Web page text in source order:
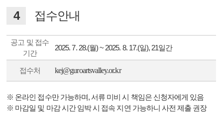
4 접수안내
공고 및 접수
기간
2025. 7. 28.(월) ~ 2025. 8. 17.(일), 21일간
접수처 kej@guroartsvalley.or.kr
※ 온라인 접수만 가능하며, 서류 미비 시 책임은 신청자에게 있음
※ 마감일 및 마감 시간 임박 시 접속 지연 가능하니 사전 제출 권장